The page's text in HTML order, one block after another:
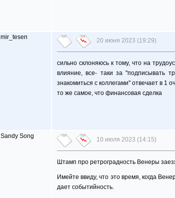
mir_tesen 20 июня 2023 (19:29)
сильно склоняюсь к тому, что на
влияние, все- таки за "подписывать
знакомиться с коллегами" отвечает в 1
то же самое, что финансовая сделка
Sandy Song 10 июля 2023 (14:15)
Штамп про ретроградность Венеры
Имейте ввиду, что это время, когда
дает событийность.